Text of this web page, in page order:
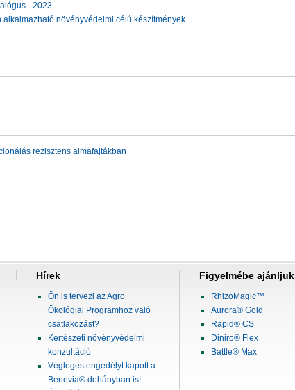
- 2023
növényvédelmi célú készítmények
rezisztens almafajtákban
Hírek
Ön is tervezi az Agro
Ökológiai Programhoz való
csatlakozást?
Kertészeti növényvédelmi
konzultáció
Végleges engedélyt kapott a
Benevia® dohányban is!
Figyelmébe ajánljuk
RhizoMagic™
Aurora® Gold
Rapid® CS
Diniro® Flex
Battle® Max